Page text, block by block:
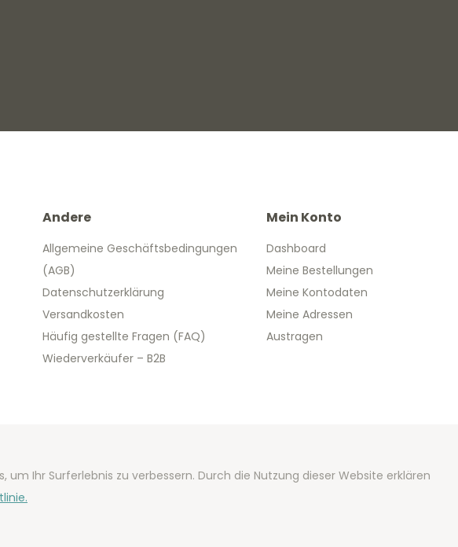
Andere
Allgemeine Geschäftsbedingungen
(AGB)
Datenschutzerklärung
Versandkosten
Häufig gestellte Fragen (FAQ)
Wiederverkäufer – B2B
Mein Konto
Dashboard
Meine Bestellungen
Meine Kontodaten
Meine Adressen
Austragen
- Content by 2eurogedenkmunzen.de
um Ihr Surferlebnis zu verbessern. Durch die Nutzung dieser Website erklären